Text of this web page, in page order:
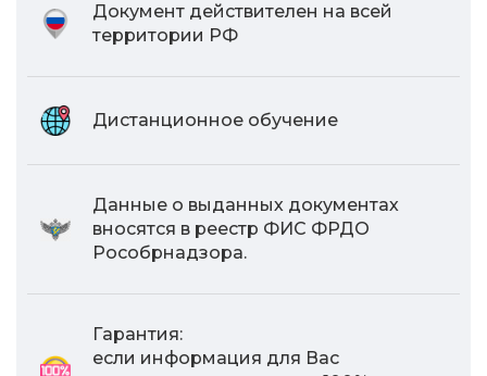
Документ действителен на всей
территории РФ
Дистанционное обучение
Данные о выданных документах
вносятся в реестр ФИС ФРДО
Рособрнадзора.
Гарантия:
если информация для Вас